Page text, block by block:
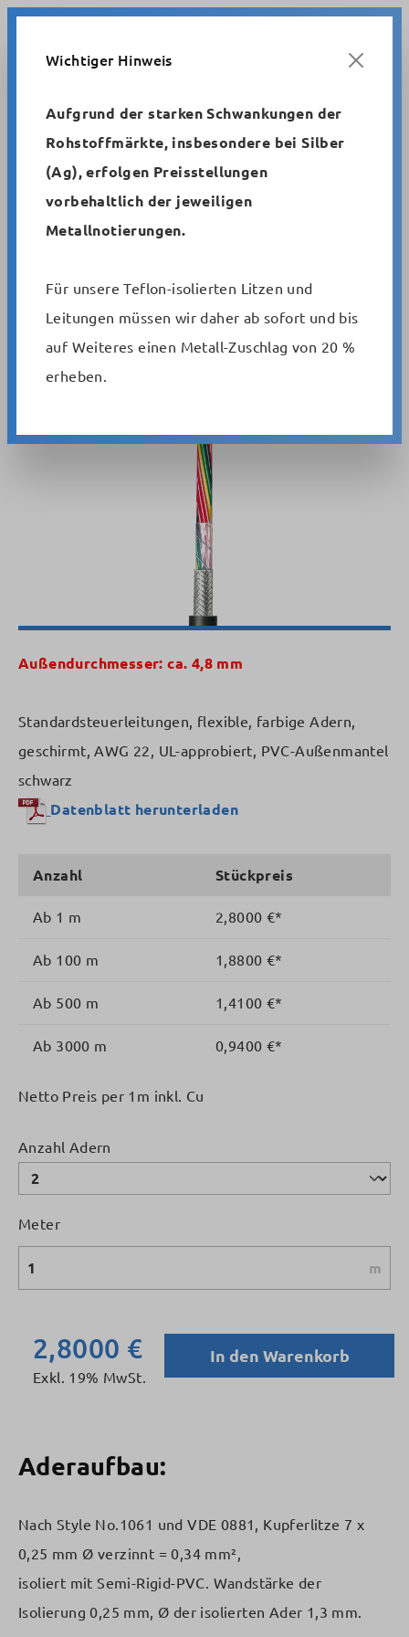
MetrofunkStandardsteuerleitungen
AWG-Steuerleitungen, geschirmt/ungeschirmt
Flexible schwarze
22 C UL 2464/1061
Artikelnummer:
Bildergalerie überspringen
Außendurchmesser: ca. 4,8 mm
Standardsteuerleitungen, flexible, farbige Adern,
geschirmt, AWG 22, UL-approbiert, PVC-Außenmantel
schwarz
Datenblatt herunterladen
Anzahl Stückpreis
Ab 1 m 2,8000 €*
Ab 100 m 1,8800 €*
Ab 500 m 1,4100 €*
Ab 3000 m 0,9400 €*
Netto Preis per 1m inkl. Cu
Anzahl Adern
Meter
m
2,8000 €
Exkl. 19% MwSt.
In den Warenkorb
Aderaufbau:
Nach Style No.1061 und VDE 0881, Kupferlitze 7 x
0,25 mm Ø verzinnt = 0,34 mm²,
isoliert mit Semi-Rigid-PVC. Wandstärke der
Isolierung 0,25 mm, Ø der isolierten Ader 1,3 mm.
Wichtiger Hinweis
Aufgrund der starken Schwankungen der
Rohstoffmärkte, insbesondere bei Silber
(Ag), erfolgen Preisstellungen
vorbehaltlich der jeweiligen
Metallnotierungen.
Für unsere Teflon-isolierten Litzen und
Leitungen müssen wir daher ab sofort und bis
auf Weiteres einen Metall-Zuschlag von 20 %
erheben.